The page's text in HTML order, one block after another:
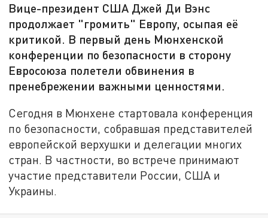
Вице-президент США Джей Ди Вэнс
продолжает "громить" Европу, осыпая её
критикой. В первый день Мюнхенской
конференции по безопасности в сторону
Евросоюза полетели обвинения в
пренебрежении важными ценностями.
Сегодня в Мюнхене стартовала конференция
по безопасности, собравшая представителей
европейской верхушки и делегации многих
стран. В частности, во встрече принимают
участие представители России, США и
Украины.